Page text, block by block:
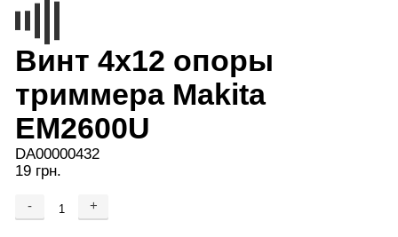
Винт 4х12 опоры
триммера Makita
EM2600U
DA00000432
19 грн.
- +